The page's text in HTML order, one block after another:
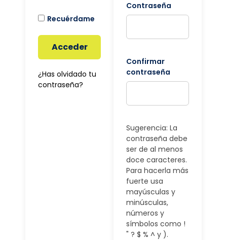
Recuérdame
Acceder
¿Has olvidado tu
contraseña?
Contraseña
Confirmar
contraseña
Sugerencia: La
contraseña debe
ser de al menos
doce caracteres.
Para hacerla más
fuerte usa
mayúsculas y
minúsculas,
números y
símbolos como !
" ? $ % ^ y ).